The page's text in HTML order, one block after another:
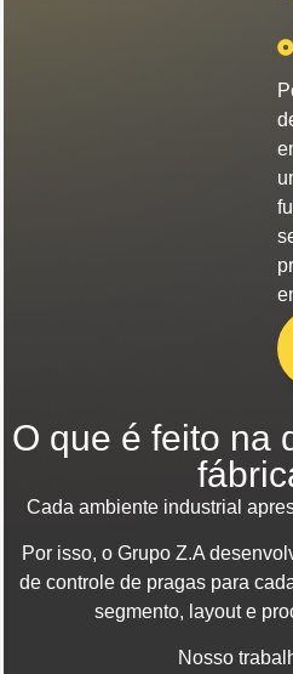
O que é feito na
Cada ambiente industrial
Por isso, o Grupo Z.A
de controle de pragas para
segmento, layout e
Nosso